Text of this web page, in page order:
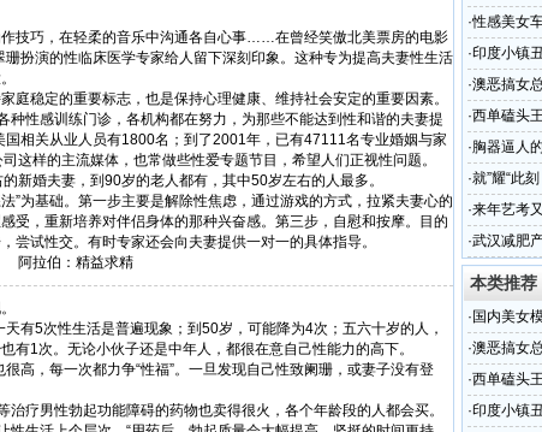
巧，在轻柔的音乐中沟通各自心事……在曾经笑傲北美票房的电影
珊扮演的性临床医学专家给人留下深刻印象。这种专为提高夫妻性生活
稳定的重要标志，也是保持心理健康、维持社会安定的重要因素。
种性感训练门诊，各机构都在努力，为那些不能达到性和谐的夫妻提
相关从业人员有1800名；到了2001年，已有47111名专业婚姻与家
这样的主流媒体，也常做些性爱专题节目，希望人们正视性问题。
婚夫妻，到90岁的老人都有，其中50岁左右的人最多。
为基础。第一步主要是解除性焦虑，通过游戏的方式，拉紧夫妻心的
受，重新培养对伴侣身体的那种兴奋感。第三步，自慰和按摩。目的
尝试性交。有时专家还会向夫妻提供一对一的具体指导。
阿拉伯：精益求精
5次性生活是普遍现象；到50岁，可能降为4次；五六十岁的人，
有1次。无论小伙子还是中年人，都很在意自己性能力的高下。
高，每一次都力争“性福”。一旦发现自己性致阑珊，或妻子没有登
男性勃起功能障碍的药物也卖得很火，各个年龄段的人都会买。
·性感美女
·印度小镇
·澳恶搞女
·西单磕头
· 胸器逼人
·就”耀“此
·来年艺考
·武汉减肥
工华源晨泰
本类推荐
· 国内美女
·澳恶搞女
·西单磕头
·印度小镇